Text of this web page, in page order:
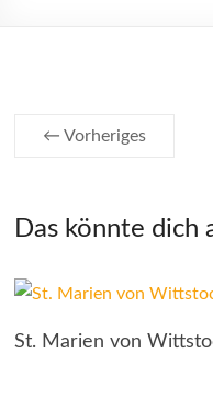
← Vorheriges
Das könnte dich
St. Marien von